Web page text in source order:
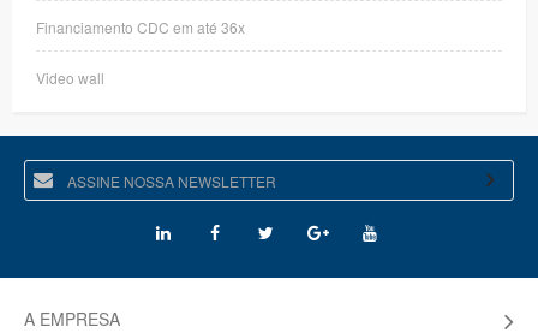
Financiamento CDC em até 36x
Video wall
A EMPRESA